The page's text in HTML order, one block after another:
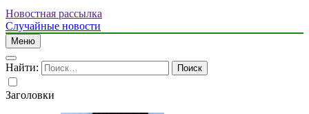
Новостная рассылка
Случайные новости
Меню
Найти:
Заголовки